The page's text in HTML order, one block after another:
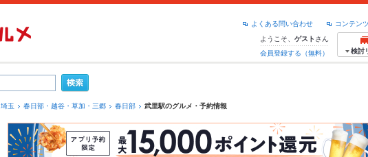
コンテン
よくある問い合わせ
ようこそ、 ゲスト さん
会員登録する（無料）
検討
埼玉 春日部・越谷・草加・三郷 春日部 武里駅のグルメ・予約情報